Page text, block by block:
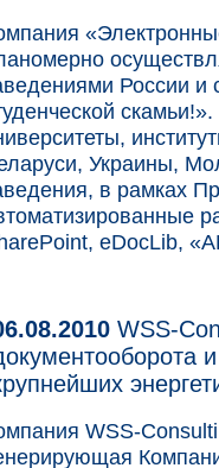
России и
Украины,
в рамках
eDocLib,
WSS-
WSS-